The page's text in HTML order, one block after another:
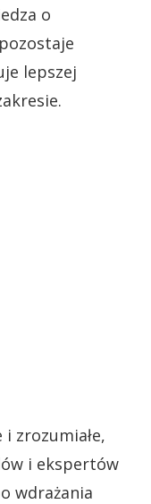
o
lepszej
i zrozumiałe,
i ekspertów
wdrażania